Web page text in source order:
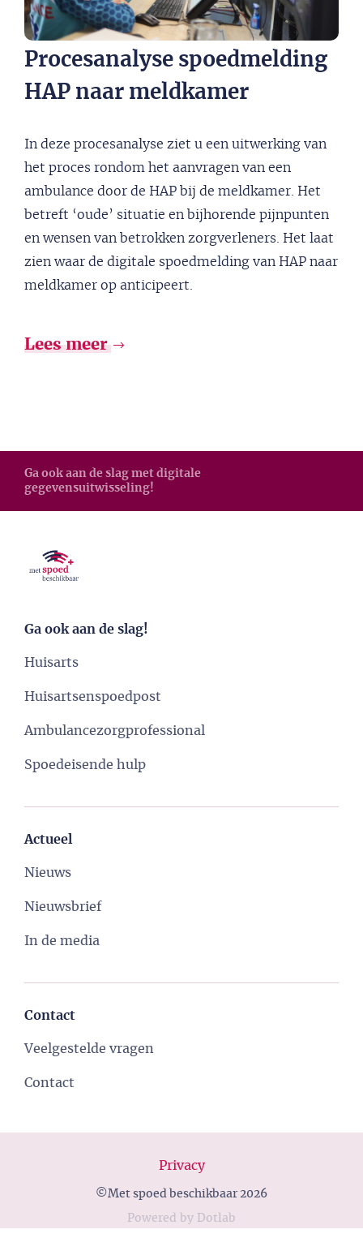
Procesanalyse spoedmelding
HAP naar meldkamer
In deze procesanalyse ziet u een uitwerking van
het proces rondom het aanvragen van een
ambulance door de HAP bij de meldkamer. Het
betreft ‘oude’ situatie en bijhorende pijnpunten
en wensen van betrokken zorgverleners. Het laat
zien waar de digitale spoedmelding van HAP naar
meldkamer op anticipeert.
Lees meer
Ga ook aan de slag met digitale
gegevensuitwisseling!
Ga ook aan de slag!
Huisarts
Huisartsenspoedpost
Ambulancezorgprofessional
Spoedeisende hulp
Actueel
Nieuws
Nieuwsbrief
In de media
Contact
Veelgestelde vragen
Contact
Privacy
©Met spoed beschikbaar 2026
Powered by Dotlab